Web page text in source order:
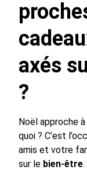
axés
?
Noël approche
quoi ? C’est
amis et votre
sur le bien-être